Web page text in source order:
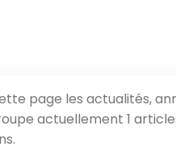
page les actualités,
actuellement 1